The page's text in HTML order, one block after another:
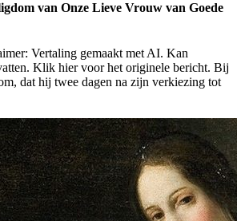
van Onze Lieve Vrouw van Goede
Vertaling gemaakt met AI. Kan
Klik hier voor het originele bericht. Bij
dat hij twee dagen na zijn verkiezing tot